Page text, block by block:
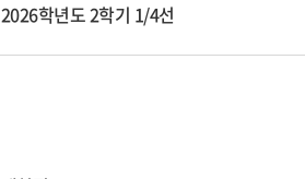
2026학년도 2학기 1/4선